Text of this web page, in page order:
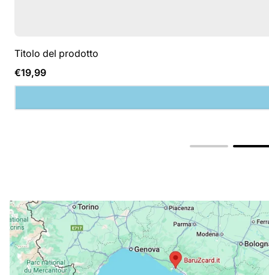
Titolo del prodotto
Prezzo
normale
€19,99